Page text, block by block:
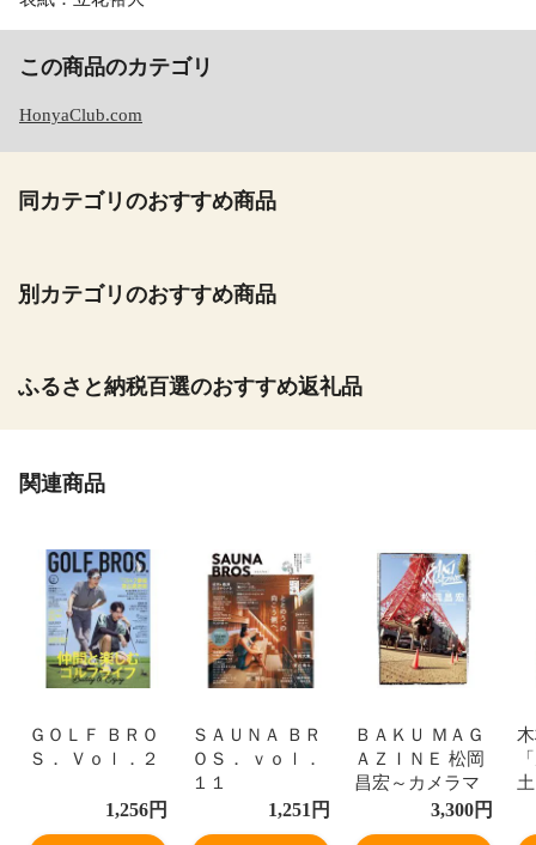
この商品のカテゴリ
HonyaClub.com
同カテゴリのおすすめ商品
別カテゴリのおすすめ商品
ふるさと納税百選のおすすめ返礼品
関連商品
ＧＯＬＦ ＢＲＯ
Ｓ． Ｖｏｌ．２
1,256円
ＳＡＵＮＡ ＢＲ
ＯＳ． ｖｏｌ．
１１
1,251 円
ＢＡＫＵ ＭＡＧ
ＡＺＩＮＥ 松岡
昌宏～カメラマ
ン小林ばく４０
周年特別企画
3,300円
土